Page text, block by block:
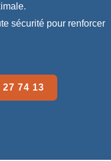
sécurité pour renforcer
27 74 13